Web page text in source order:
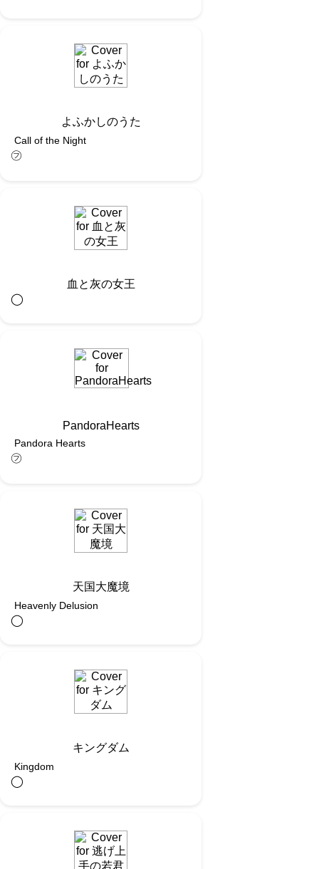
よふかしのうた
Call of the Night
㋫
血と灰の女王
◯︎
PandoraHearts
Pandora Hearts
㋫
天国大魔境
Heavenly Delusion
◯︎
キングダム
Kingdom
◯︎